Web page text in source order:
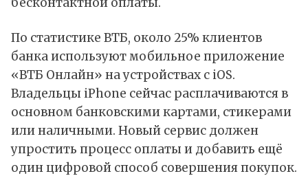
По статистике ВТБ, около 25% клиентов
банка используют мобильное приложение
«ВТБ Онлайн» на устройствах с iOS.
Владельцы iPhone сейчас расплачиваются в
основном банковскими картами, стикерами
или наличными. Новый сервис должен
упростить процесс оплаты и добавить ещё
один цифровой способ совершения покупок.